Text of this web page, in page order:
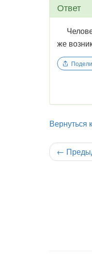
Ответ
же
Вернуться
←